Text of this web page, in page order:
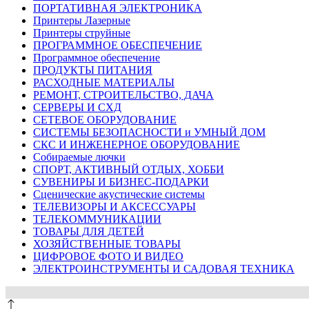
ПОРТАТИВНАЯ ЭЛЕКТРОНИКА
Принтеры Лазерные
Принтеры струйные
ПРОГРАММНОЕ ОБЕСПЕЧЕНИЕ
Программное обеспечение
ПРОДУКТЫ ПИТАНИЯ
РАСХОДНЫЕ МАТЕРИАЛЫ
РЕМОНТ, СТРОИТЕЛЬСТВО, ДАЧА
СЕРВЕРЫ И СХД
СЕТЕВОЕ ОБОРУДОВАНИЕ
СИСТЕМЫ БЕЗОПАСНОСТИ и УМНЫЙ ДОМ
СКС И ИНЖЕНЕРНОЕ ОБОРУДОВАНИЕ
Собираемые лючки
СПОРТ, АКТИВНЫЙ ОТДЫХ, ХОББИ
СУВЕНИРЫ И БИЗНЕС-ПОДАРКИ
Сценические акустические системы
ТЕЛЕВИЗОРЫ И АКСЕССУАРЫ
ТЕЛЕКОММУНИКАЦИИ
ТОВАРЫ ДЛЯ ДЕТЕЙ
ХОЗЯЙСТВЕННЫЕ ТОВАРЫ
ЦИФРОВОЕ ФОТО И ВИДЕО
ЭЛЕКТРОИНСТРУМЕНТЫ И САДОВАЯ ТЕХНИКА